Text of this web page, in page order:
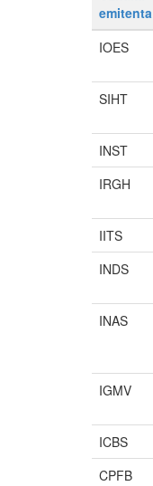
emitenta
IOES
SIHT
INST
IRGH
IITS
INDS
INAS
IGMV
ICBS
CPFB